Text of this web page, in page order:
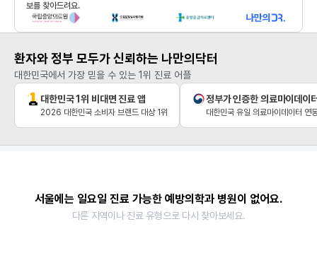
보를 찾아드려요.
환자와 정부 모두가 신뢰하는 나만의닥터
대한민국에서 가장 믿을 수 있는 1위 진료 어플
대한민국 1위 비대면 진료 앱
2026 대한민국 소비자 브랜드 대상 1위
정부가 인증한 의료마이데이
대한민국 유일 의료마이데이터 연
서울에는 일요일 진료 가능한 예방의학과 병원이 없어요.
다른 지역이나 진료 유형으로 다시 찾아보세요.